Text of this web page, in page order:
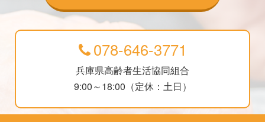
078-646-3771
兵庫県高齢者生活協同組合
9:00～18:00（定休：土日）